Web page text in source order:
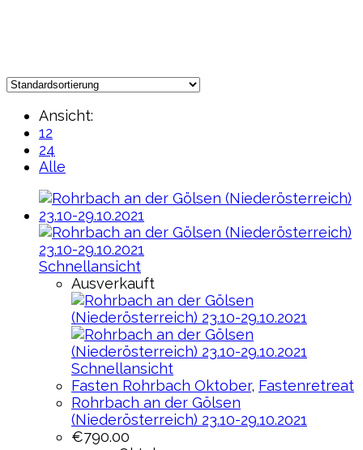
Ansicht:
12
24
Alle
Schnellansicht
Ausverkauft
Schnellansicht
Fasten Rohrbach Oktober, Fastenretreat
Rohrbach an der Gölsen
(Niederösterreich) 23.10-29.10.2021
€790.00